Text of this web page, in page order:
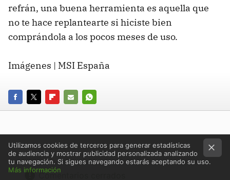
refrán, una buena herramienta es aquella que
no te hace replantearte si hiciste bien
comprándola a los pocos meses de uso.
Imágenes | MSI España
FACEBOOK
TWITTERFLIPBOARD
E-
WHATSAPP
Comentarios cerrados
Utilizamos cookies de terceros para generar estadísticas
de audiencia y mostrar publicidad personalizada analizando
tu navegación. Si sigues navegando estarás aceptando su uso.
Más información